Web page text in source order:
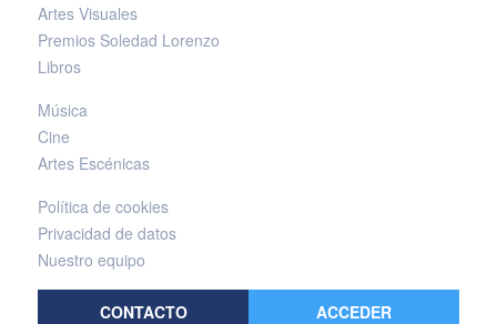
Artes Visuales
Premios Soledad Lorenzo
Libros
Música
Cine
Artes Escénicas
Política de cookies
Privacidad de datos
Nuestro equipo
CONTACTO ACCEDER